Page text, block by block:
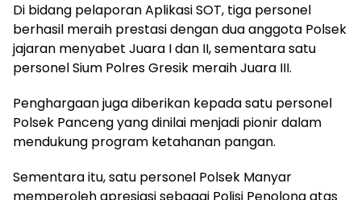
Di bidang pelaporan Aplikasi SOT, tiga personel
berhasil meraih prestasi dengan dua anggota Polsek
jajaran menyabet Juara I dan II, sementara satu
personel Sium Polres Gresik meraih Juara III.
Penghargaan juga diberikan kepada satu personel
Polsek Panceng yang dinilai menjadi pionir dalam
mendukung program ketahanan pangan.
Sementara itu, satu personel Polsek Manyar